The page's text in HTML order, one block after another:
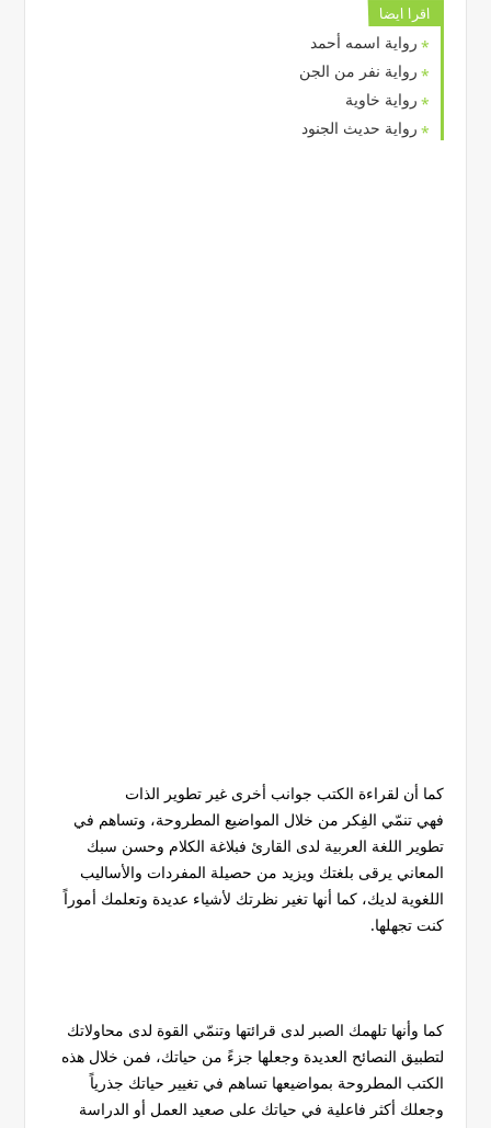
اقرا ايضا
رواية اسمه أحمد
رواية نفر من الجن
رواية خاوية
رواية حديث الجنود
كما أن لقراءة الكتب جوانب أخرى غير تطوير الذات
فهي تنمّي الفِكر من خلال المواضيع المطروحة، وتساهم في
تطوير اللغة العربية لدى القارئ فبلاغة الكلام وحسن سبك
المعاني يرقى بلغتك ويزيد من حصيلة المفردات والأساليب
اللغوية لديك، كما أنها تغير نظرتك لأشياء عديدة وتعلمك أموراً
كنت تجهلها.
كما وأنها تلهمك الصبر لدى قرائتها وتنمّي القوة لدى محاولاتك
لتطبيق النصائح العديدة وجعلها جزءً من حياتك، فمن خلال هذه
الكتب المطروحة بمواضيعها تساهم في تغيير حياتك جذرياً
وجعلك أكثر فاعلية في حياتك على صعيد العمل أو الدراسة